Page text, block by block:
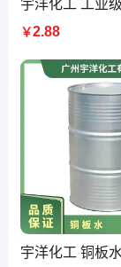
￥2.88